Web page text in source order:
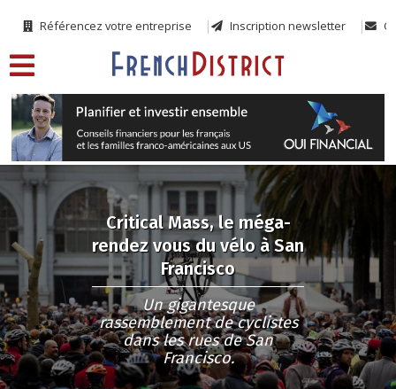
Référencez votre entreprise Inscription newsletter
Critical Mass, le méga-
rendez vous du vélo à San
Francisco
Un gigantesque
rassemblement de cyclistes
dans les rues de San
Francisco.